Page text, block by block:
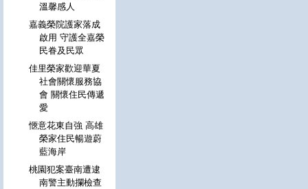
溫馨感人
嘉義榮院護家落成
啟用 守護全嘉榮
民眷及民眾
佳里榮家歡迎華夏
社會關懷服務協
會 關懷住民傳遞
愛
愜意花東自強 高雄
榮家住民暢遊蔚
藍海岸
桃園犯案臺南遭逮
南警主動攔檢查